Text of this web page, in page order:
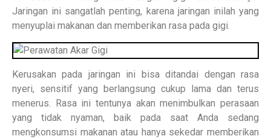
Jaringan ini sangatlah penting, karena jaringan inilah yang
menyuplai makanan dan memberikan rasa pada gigi.
Kerusakan pada jaringan ini bisa ditandai dengan rasa
nyeri, sensitif yang berlangsung cukup lama dan terus
menerus. Rasa ini tentunya akan menimbulkan perasaan
yang tidak nyaman, baik pada saat Anda sedang
mengkonsumsi makanan atau hanya sekedar memberikan